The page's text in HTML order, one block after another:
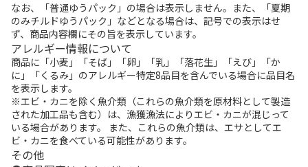
なお、「普通ゆうパック」の場合は表示しません。また、「夏期
のみチルドゆうパック」などとなる場合は、記号での表示はせ
ず、商品内容欄にその旨を表示しています。
アレルギー情報について
商品に「小麦」「そば」「卵」「乳」「落花生」「えび」「か
に」「くるみ」のアレルギー特定8品目を含んでいる場合に品目名
を表示します。
※エビ・カニを除く魚介類（これらの魚介類を原材料として製造
された加工品も含む）は、漁獲漁法によりエビ・カニが混じって
いる場合があります。 また、これらの魚介類は、エサとしてエ
ビ・カニを食べている可能性があります。
その他